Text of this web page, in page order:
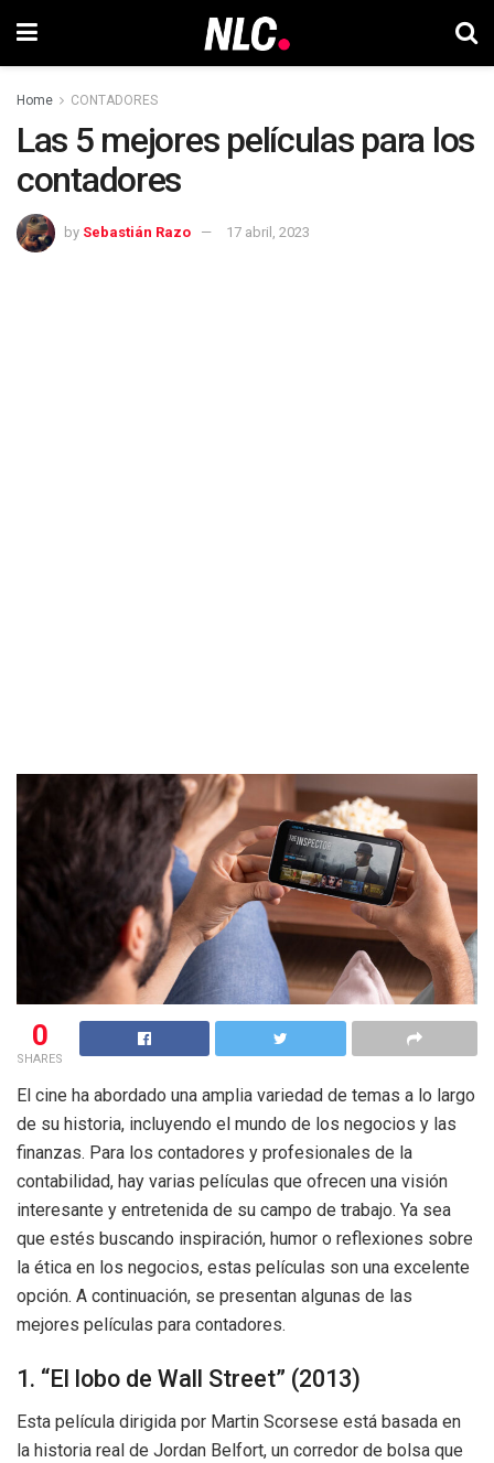
Home CONTADORES
Las 5 mejores películas para los
contadores
by Sebastián Razo 17 abril, 2023
0
SHARES
El cine ha abordado una amplia variedad de temas a lo largo
de su historia, incluyendo el mundo de los negocios y las
finanzas. Para los contadores y profesionales de la
contabilidad, hay varias películas que ofrecen una visión
interesante y entretenida de su campo de trabajo. Ya sea
que estés buscando inspiración, humor o reflexiones sobre
la ética en los negocios, estas películas son una excelente
opción. A continuación, se presentan algunas de las
mejores películas para contadores.
1. “El lobo de Wall Street” (2013)
Esta película dirigida por Martin Scorsese está basada en
la historia real de Jordan Belfort, un corredor de bolsa que